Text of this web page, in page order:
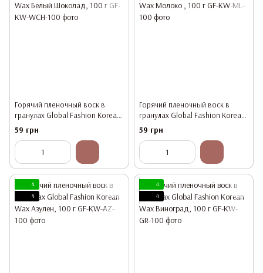
Горячий пленочный воск в
гранулах Global Fashion Korean
Wax Белый Шоколад, 100 г
59 грн
Горячий пленочный воск в
гранулах Global Fashion Korean
Wax Молоко , 100 г
59 грн
4
4
4
4